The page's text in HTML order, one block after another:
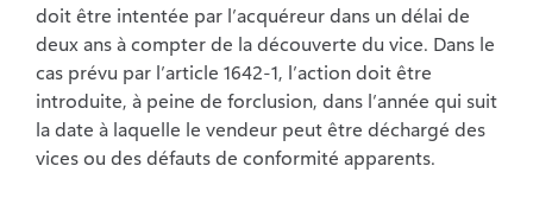
doit être intentée par l’acquéreur dans un délai de
deux ans à compter de la découverte du vice. Dans le
cas prévu par l’article 1642-1, l’action doit être
introduite, à peine de forclusion, dans l’année qui suit
la date à laquelle le vendeur peut être déchargé des
vices ou des défauts de conformité apparents.